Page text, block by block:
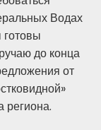
Водах
до конца
от
региона.